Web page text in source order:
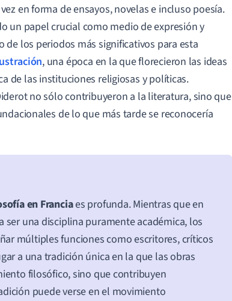
en forma de ensayos, novelas e incluso poesía.
un papel crucial como medio de expresión y
los periodos más significativos para esta
, una época en la que florecieron las ideas
de las instituciones religiosas y políticas.
no sólo contribuyeron a la literatura, sino que
de lo que más tarde se reconocería
en Franciaes profunda. Mientras que en
una disciplina puramente académica, los
múltiples funciones como escritores, críticos
a una tradición única en la que las obras
filosófico, sino que contribuyen
puede verse en el movimiento